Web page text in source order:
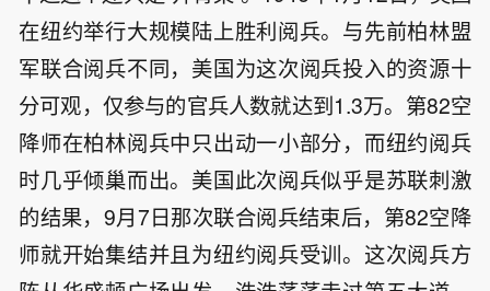
在纽约举行大规模陆上胜利阅兵。与先前柏林盟
军联合阅兵不同，美国为这次阅兵投入的资源十
分可观，仅参与的官兵人数就达到1.3万。第82空
降师在柏林阅兵中只出动一小部分，而纽约阅兵
时几乎倾巢而出。美国此次阅兵似乎是苏联刺激
的结果，9月7日那次联合阅兵结束后，第82空降
师就开始集结并且为纽约阅兵受训。这次阅兵方